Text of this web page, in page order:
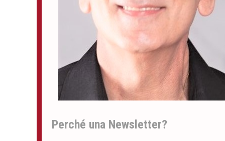
Perché una Newsletter?